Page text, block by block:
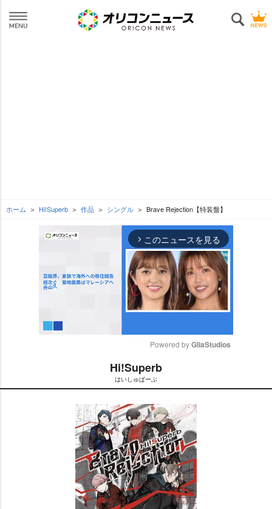
ホーム Hi!Superb 作品 シングル Brave Rejection【特装盤】
arrow_forward_ios このニュースを見る
t
e
Powered by GliaStudios
Hi!Superb
はいしゅぱーぶ